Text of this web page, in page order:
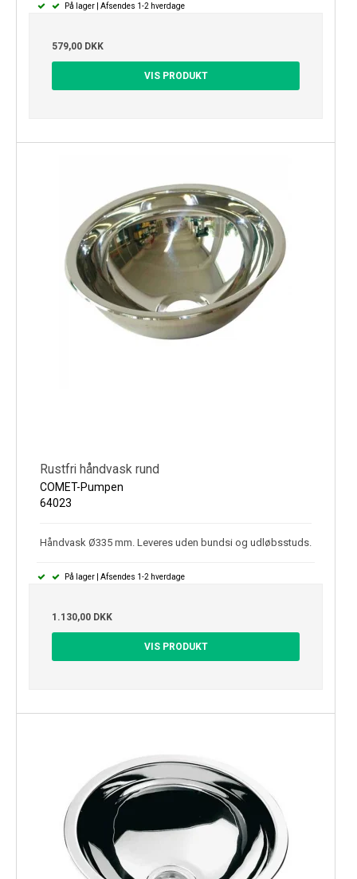
På lager | Afsendes 1-2 hverdage
579,00 DKK
VIS PRODUKT
Rustfri håndvask rund
COMET-Pumpen
64023
Håndvask Ø335 mm. Leveres uden bundsi og udløbsstuds.
På lager | Afsendes 1-2 hverdage
1.130,00 DKK
VIS PRODUKT